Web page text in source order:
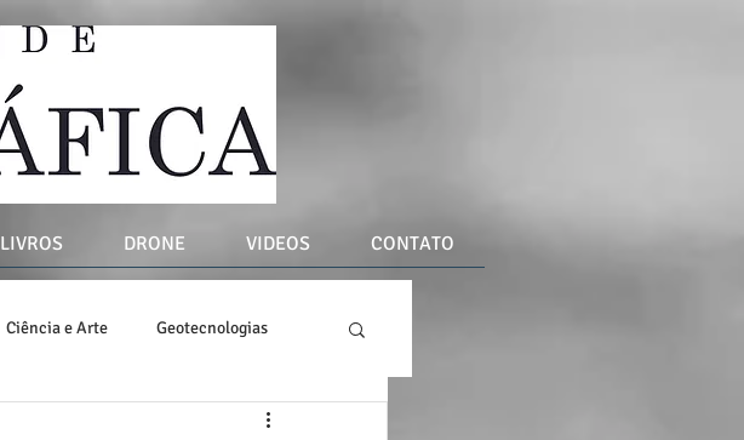
LIVROS DRONE VIDEOS CONTATO
Ciência e Arte Geotecnologias